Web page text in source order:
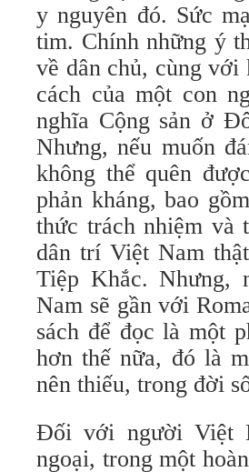
y nguyên đó. Sức
tim. Chính những ý
về dân chủ, cùng với
cách của một con
nghĩa Cộng sản ở
Nhưng, nếu muốn
không thể quên
phản kháng, bao
thức trách nhiệm và
dân trí Việt Nam
Tiệp Khắc. Nhưng,
Nam sẽ gần với
sách để đọc là một
hơn thế nữa, đó là
nên thiếu, trong đời
Ðối với người Việt
ngoại, trong một